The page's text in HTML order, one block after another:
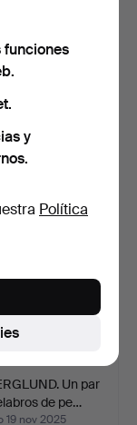
candelabros,
del sigl…
Un par
de pe…
19 nov 2025
funciones
y
Política